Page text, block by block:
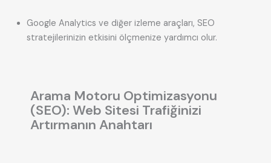
Google Analytics ve diğer izleme araçları, SEO
stratejilerinizin etkisini ölçmenize yardımcı olur.
Arama Motoru Optimizasyonu
(SEO): Web Sitesi Trafiğinizi
Artırmanın Anahtarı